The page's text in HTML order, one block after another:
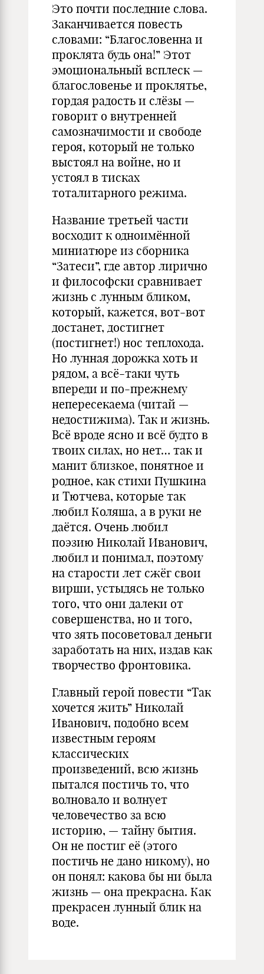
Это почти последние слова.
Заканчивается повесть
словами: “Благословенна и
проклята будь она!” Этот
эмоциональный всплеск —
благословенье и проклятье,
гордая радость и слёзы —
говорит о внутренней
самозначимости и свободе
героя, который не только
выстоял на войне, но и
устоял в тисках
тоталитарного режима.
Название третьей части
восходит к одноимённой
миниатюре из сборника
“Затеси”, где автор лирично
и философски сравнивает
жизнь с лунным бликом,
который, кажется, вот-вот
достанет, достигнет
(постигнет!) нос теплохода.
Но лунная дорожка хоть и
рядом, а всё-таки чуть
впереди и по-прежнему
непересекаема (читай —
недостижима). Так и жизнь.
Всё вроде ясно и всё будто в
твоих силах, но нет… так и
манит близкое, понятное и
родное, как стихи Пушкина
и Тютчева, которые так
любил Коляша, а в руки не
даётся. Очень любил
поэзию Николай Иванович,
любил и понимал, поэтому
на старости лет сжёг свои
вирши, устыдясь не только
того, что они далеки от
совершенства, но и того,
что зять посоветовал деньги
заработать на них, издав как
творчество фронтовика.
Главный герой повести “Так
хочется жить” Николай
Иванович, подобно всем
известным героям
классических
произведений, всю жизнь
пытался постичь то, что
волновало и волнует
человечество за всю
историю, — тайну бытия.
Он не постиг её (этого
постичь не дано никому), но
он понял: какова бы ни была
жизнь — она прекрасна. Как
прекрасен лунный блик на
воде.